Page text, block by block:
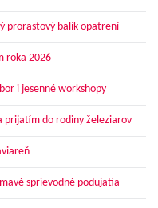
prorastový balík opatrení
roka 2026
i jesenné workshopy
prijatím do rodiny železiarov
sprievodné podujatia